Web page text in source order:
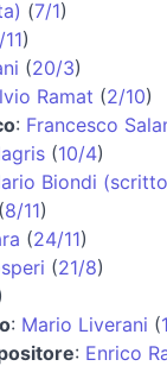
(7/1)
)
(20/3)
Ramat (2/10)
: Francesco
(10/4)
Biondi
(8/11)
(24/11)
(21/8)
: Mario Liverani (
: Enrico